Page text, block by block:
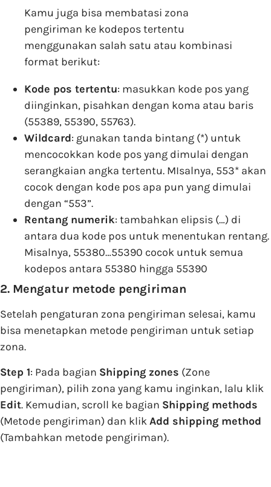
Kamu juga bisa membatasi zona
pengiriman ke kodepos tertentu
menggunakan salah satu atau kombinasi
format berikut:
Kode pos tertentu: masukkan kode pos yang
diinginkan, pisahkan dengan koma atau baris
(55389, 55390, 55763).
Wildcard: gunakan tanda bintang (*) untuk
mencocokkan kode pos yang dimulai dengan
serangkaian angka tertentu. MIsalnya, 553* akan
cocok dengan kode pos apa pun yang dimulai
dengan “553”.
Rentang numerik: tambahkan elipsis (…) di
antara dua kode pos untuk menentukan rentang.
Misalnya, 55380…55390 cocok untuk semua
kodepos antara 55380 hingga 55390
2. Mengatur metode pengiriman
Setelah pengaturan zona pengiriman selesai, kamu
bisa menetapkan metode pengiriman untuk setiap
zona.
Step 1: Pada bagian Shipping zones (Zone
pengiriman), pilih zona yang kamu inginkan, lalu klik
Edit. Kemudian, scroll ke bagian Shipping methods
(Metode pengiriman) dan klikAdd shipping method
(Tambahkan metode pengiriman).